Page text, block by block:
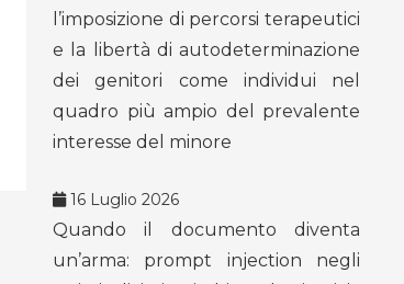
l’imposizione di percorsi terapeutici
e la libertà di autodeterminazione
dei genitori come individui nel
quadro più ampio del prevalente
interesse del minore
16 Luglio 2026
Quando il documento diventa
un’arma: prompt injection negli